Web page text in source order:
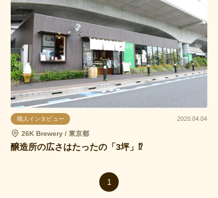
職人インタビュー 2020.04.04
26K Brewery / 東京都
醸造所の広さはたったの「3坪」⁉︎
1